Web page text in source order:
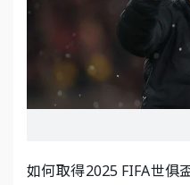
如何取得2025 FIFA世俱